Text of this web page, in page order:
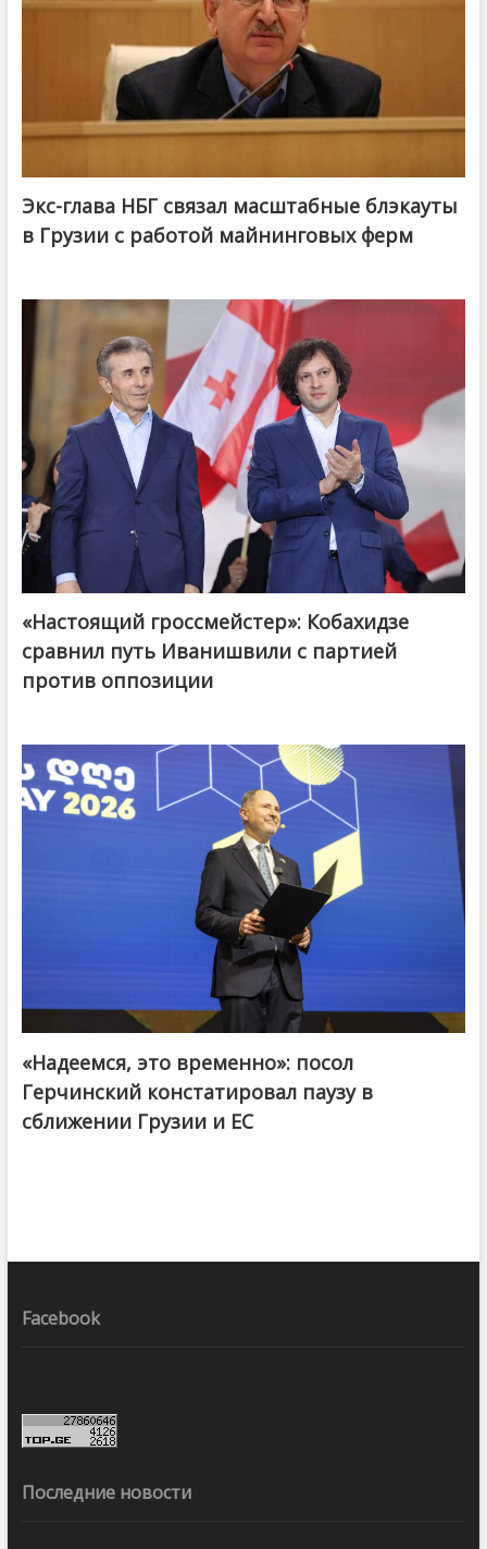
Экс-глава НБГ связал масштабные блэкауты
в Грузии с работой майнинговых ферм
@ქართული ოცნება / Georgian Dream
«Настоящий гроссмейстер»: Кобахидзе
сравнил путь Иванишвили с партией
против оппозиции
«Надеемся, это временно»: посол
Герчинский констатировал паузу в
сближении Грузии и ЕС
Facebook
Последние новости